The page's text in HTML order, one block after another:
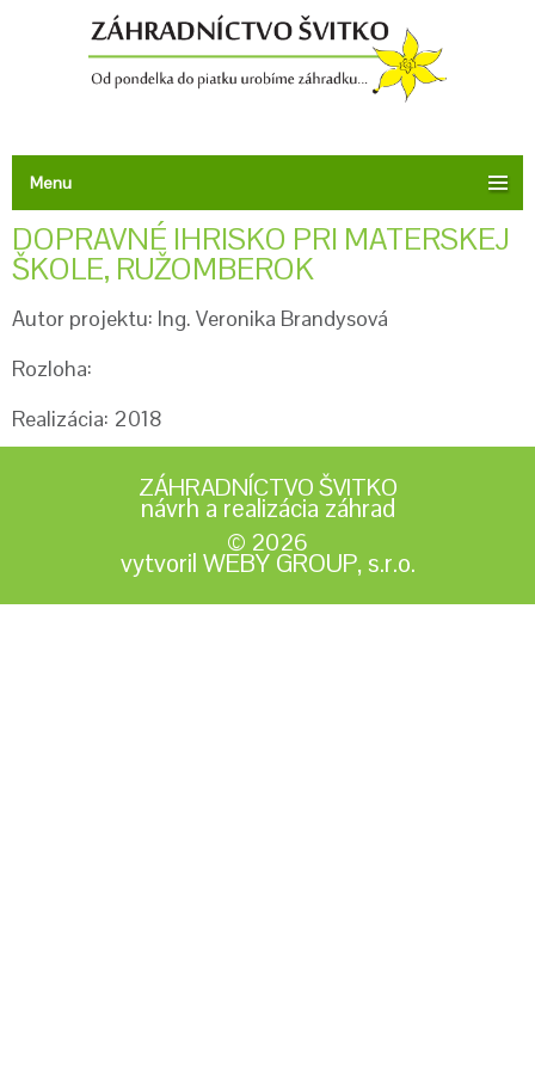
Menu
DOPRAVNÉ IHRISKO PRI MATERSKEJ
ŠKOLE, RUŽOMBEROK
Autor projektu: Ing. Veronika Brandysová
Rozloha:
Realizácia: 2018
ZÁHRADNÍCTVO ŠVITKO
návrh a realizácia záhrad
© 2026
vytvoril WEBY GROUP, s.r.o.